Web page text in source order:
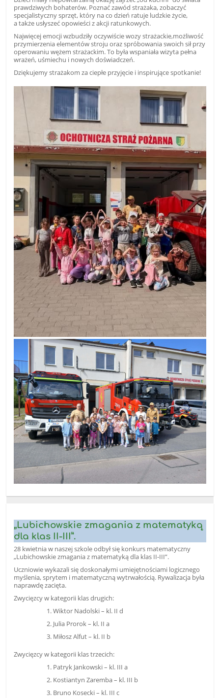
prawdziwych bohaterów. Poznać zawód strażaka, zobaczyć
specjalistyczny sprzęt, który na co dzień ratuje ludzkie życie,
a także usłyszeć opowieści z akcji ratunkowych.
Najwięcej emocji wzbudziły oczywiście wozy strażackie,możliwość
przymierzenia elementów stroju oraz spróbowania swoich sił przy
operowaniu wężem strażackim. To była wspaniała wizyta pełna
wrażeń, uśmiechu i nowych doświadczeń.
Dziękujemy strażakom za ciepłe przyjęcie i inspirujące spotkanie!
„Lubichowskie zmagania z matematyką
dla klas II-III”.
28 kwietnia w naszej szkole odbył się konkurs matematyczny
„Lubichowskie zmagania z matematyką dla klas II-III”.
Uczniowie wykazali się doskonałymi umiejętnościami logicznego
myślenia, sprytem i matematyczną wytrwałością. Rywalizacja była
naprawdę zacięta.
Zwycięzcy w kategorii klas drugich:
Wiktor Nadolski – kl. II d
Julia Prorok – kl. II a
Miłosz Alfut – kl. II b
Zwycięzcy w kategorii klas trzecich:
Patryk Jankowski – kl. III a
Kostiantyn Zaremba – kl. III b
Bruno Kosecki – kl. III c